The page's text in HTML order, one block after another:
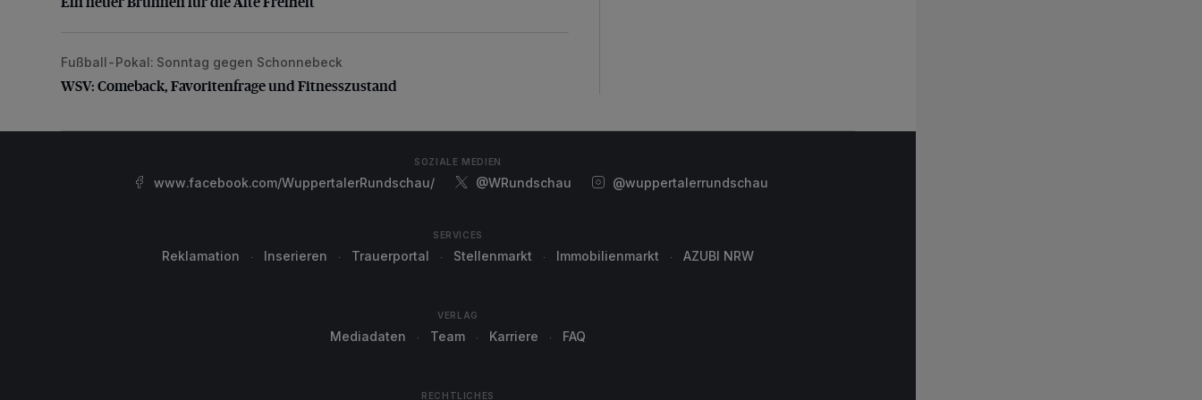
WSV: Comeback, Favoritenfrage und Fitnesszustand
Fußball-Pokal: Sonntag gegen Schonnebeck
WSV: Comeback, Favoritenfrage und Fitnesszustand
SOZIALE MEDIEN
www.facebook.com/WuppertalerRundschau/ @WRundschau @wuppertalerrundschau
SERVICES
Reklamation Inserieren Trauerportal Stellenmarkt Immobilienmarkt AZUBI NRW
VERLAG
Mediadaten Team Karriere FAQ
RECHTLICHES